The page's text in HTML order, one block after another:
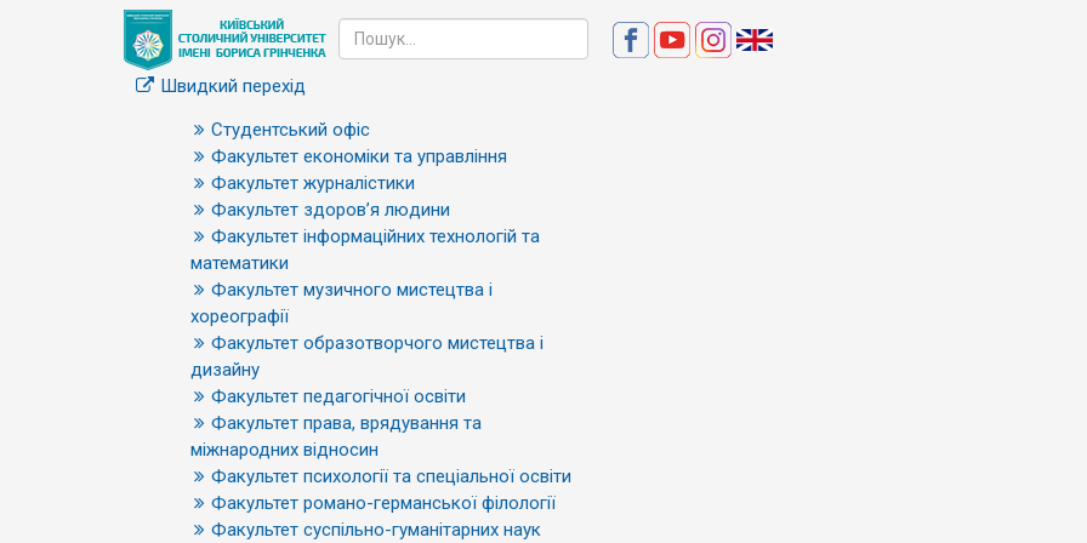
Швидкий перехід
Студентський офіс
Факультет економіки та управління
Факультет журналістики
Факультет здоров’я людини
Факультет інформаційних технологій та
математики
Факультет музичного мистецтва і
хореографії
Факультет образотворчого мистецтва і
дизайну
Факультет педагогічної освіти
Факультет права, врядування та
міжнародних відносин
Факультет психології та спеціальної освіти
Факультет романо-германської філології
Факультет суспільно-гуманітарних наук